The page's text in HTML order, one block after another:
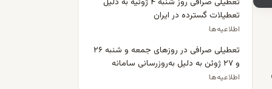
تعطیلات گسترده در ایران
اطلاعیه‌ها
تعطیلی صرافی در روزهای جمعه و شنبه ۲۶
و ۲۷ ژوئن به دلیل به‌روزرسانی سامانه
اطلاعیه‌ها